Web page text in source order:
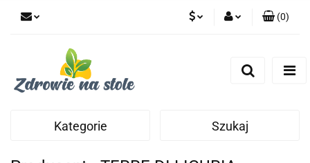
(0)
Kategorie Szukaj